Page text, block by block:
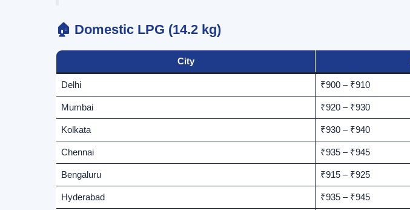
🏠 Domestic LPG (14.2 kg)
City
Delhi ₹900 – ₹910
Mumbai ₹920 – ₹930
Kolkata ₹930 – ₹940
Chennai ₹935 – ₹945
Bengaluru ₹915 – ₹925
Hyderabad ₹935 – ₹945